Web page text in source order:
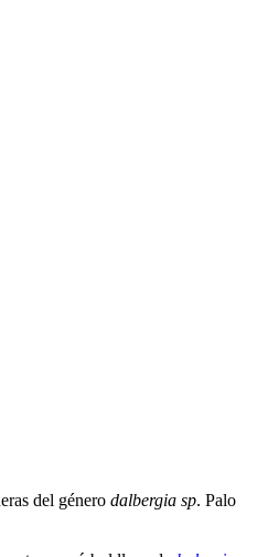
del género dalbergia sp. Palo